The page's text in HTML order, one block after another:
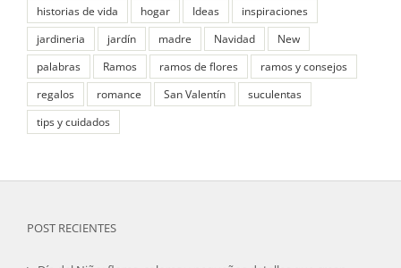
historias de vida
hogar Ideas
inspiraciones
jardineria
jardín madre Navidad
New
palabras
Ramos ramos de flores
ramos y consejos
regalos
romance San Valentín
suculentas
tips y cuidados
POST RECIENTES